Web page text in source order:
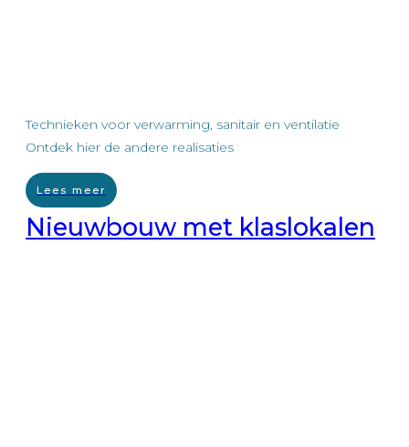
Technieken voor verwarming, sanitair en ventilatie
Ontdek hier de andere realisaties
Lees meer
Nieuwbouw met klaslokalen